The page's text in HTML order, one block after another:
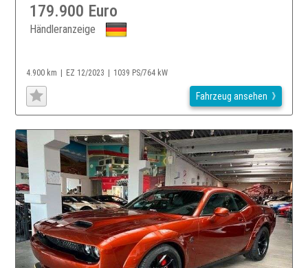
179.900 Euro
Händleranzeige
4.900 km EZ 12/2023 1039 PS/764 kW
Fahrzeug ansehen